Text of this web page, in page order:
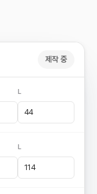
제작 중
L
44
L
114